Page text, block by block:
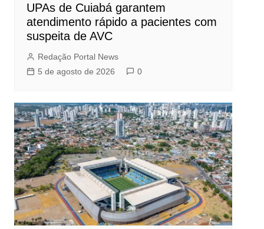
UPAs de Cuiabá garantem
atendimento rápido a pacientes com
suspeita de AVC
Redação Portal News
5 de agosto de 2026
0